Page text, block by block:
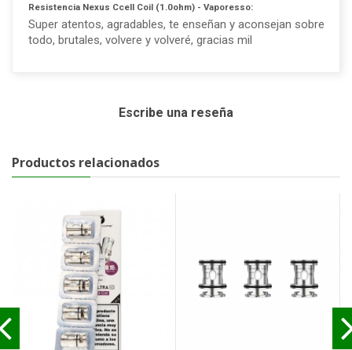
Resistencia Nexus Ccell Coil (1.0ohm) - Vaporesso:
Super atentos, agradables, te enseñan y aconsejan sobre
todo, brutales, volvere y volveré, gracias mil
Escribe una reseña
Productos relacionados